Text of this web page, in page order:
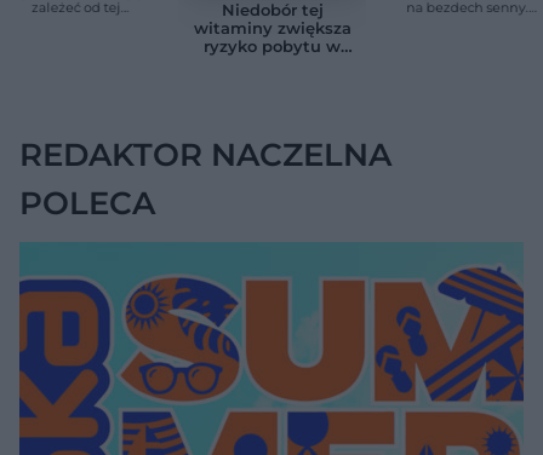
zależeć od tej
Niedobór tej
witaminy zwiększa
ryzyko pobytu w
na bezdech senny.
REDAKTOR NACZELNA
POLECA